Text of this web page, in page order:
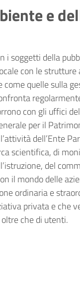
e
i soggetti della
con le
quelle sulla
con gli uffici
per il
dell’Ente
scientifica, di
del
il mondo delle
ordinaria e
privata e che
che di utenti.